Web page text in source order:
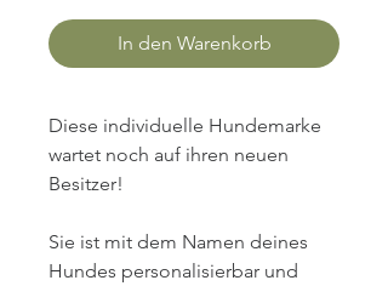
In den Warenkorb
Diese individuelle Hundemarke
wartet noch auf ihren neuen
Besitzer!
Sie ist mit dem Namen deines
Hundes personalisierbar und